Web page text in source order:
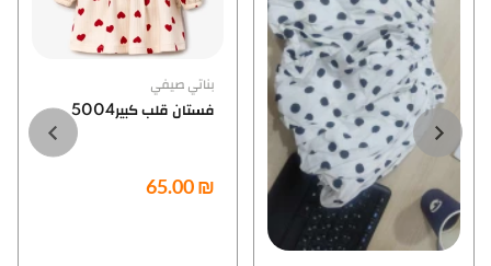
بناتي صيفي
فستان قلب كبير5004
₪ 65.00